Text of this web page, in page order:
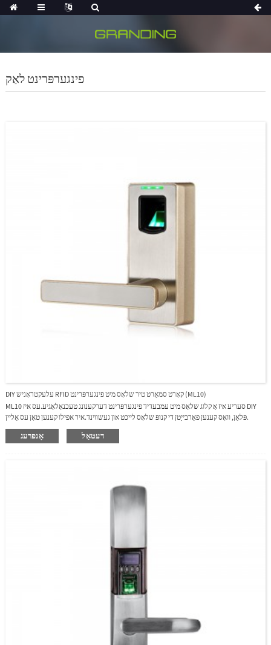
פינגערפּרינט לאַק
DIY עלעקטראָניש RFID קאָרט סמאַרט טיר שלאָס מיט פינגערפּרינט (ML10)
ML10 סעריע איז אַ קלוג שלאָס מיט עמבעדיד פינגערפּרינט דערקענונג טעכנאָלאָגיע.עס איז DIY
פּלאַן, וואָס קענען פאַרבייַטן די קנופּ שלאָס לייכט און געשווינד.איר אפילו קענען טאָן עס אַליין.
אָנפרעג דעטאַל